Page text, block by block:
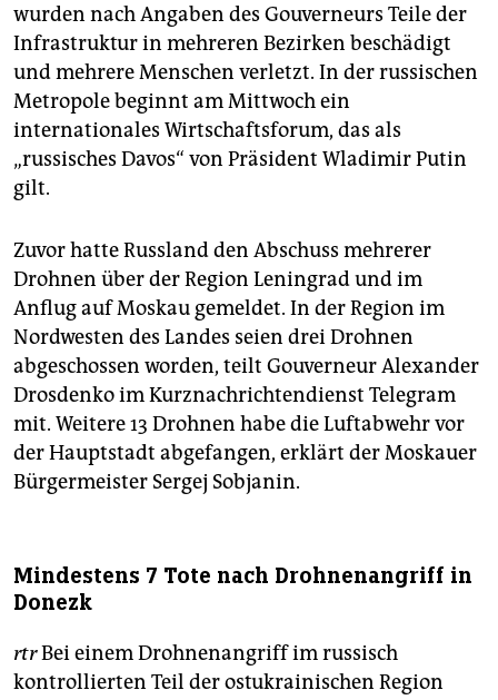
wurden nach Angaben des Gouverneurs Teile der
Infrastruktur in mehreren Bezirken beschädigt
und mehrere Menschen verletzt. In der russischen
Metropole beginnt am Mittwoch ein
internationales Wirtschaftsforum, das als
„russisches Davos“ von Präsident Wladimir Putin
gilt.
Zuvor hatte Russland den Abschuss mehrerer
Drohnen über der Region Leningrad und im
Anflug auf Moskau gemeldet. In der Region im
Nordwesten des Landes seien drei Drohnen
abgeschossen worden, teilt Gouverneur Alexander
Drosdenko ‌im Kurznachrichtendienst Telegram
mit. Weitere 13 Drohnen habe die Luftabwehr vor
der Hauptstadt abgefangen, erklärt der Moskauer
Bürgermeister Sergej Sobjanin.
Mindestens 7 Tote nach Drohnenangriff in
Donezk
rtrBei einem Drohnenangriff im russisch
kontrollierten Teil ‌der ostukrainischen Region